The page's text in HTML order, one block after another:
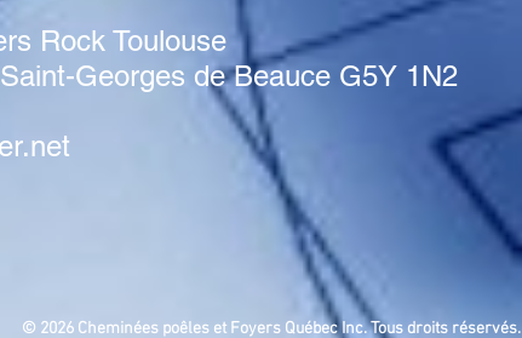
Rock Toulouse
Georges de Beauce G5Y 1N2
© 2026 Cheminées poêles et Foyers Québec Inc. Tous droits réservés.